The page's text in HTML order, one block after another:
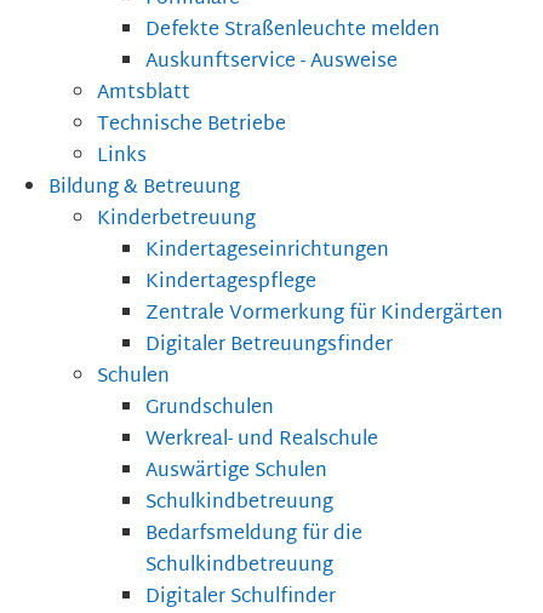
Defekte Straßenleuchte melden
Auskunftservice - Ausweise
Amtsblatt
Technische Betriebe
Links
Bildung & Betreuung
Kinderbetreuung
Kindertageseinrichtungen
Kindertagespflege
Zentrale Vormerkung für Kindergärten
Digitaler Betreuungsfinder
Schulen
Grundschulen
Werkreal- und Realschule
Auswärtige Schulen
Schulkindbetreuung
Bedarfsmeldung für die
Schulkindbetreuung
Digitaler Schulfinder